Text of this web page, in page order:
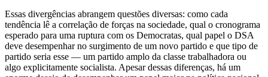
Essas divergências abrangem questões diversas: como cada
tendência lê a correlação de forças na sociedade, qual o cronograma
esperado para uma ruptura com os Democratas, qual papel o DSA
deve desempenhar no surgimento de um novo partido e que tipo de
partido seria esse — um partido amplo da classe trabalhadora ou
algo explicitamente socialista. Apesar dessas diferenças, há um